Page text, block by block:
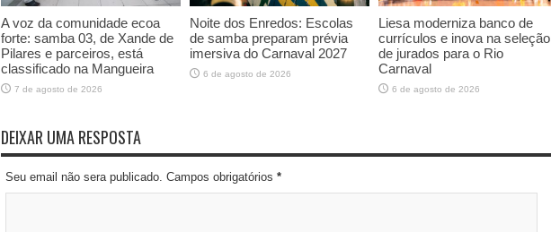
A voz da comunidade ecoa
forte: samba 03, de Xande de
Pilares e parceiros, está
classificado na Mangueira
7 de agosto de 2026
Noite dos Enredos: Escolas
de samba preparam prévia
imersiva do Carnaval 2027
6 de agosto de 2026
Liesa moderniza banco de
currículos e inova na seleção
de jurados para o Rio
Carnaval
6 de agosto de 2026
DEIXAR UMA RESPOSTA
Seu email não sera publicado. Campos obrigatórios *